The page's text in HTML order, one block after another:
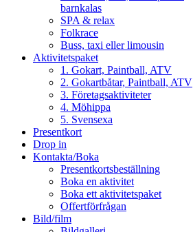
barnkalas
SPA & relax
Folkrace
Buss, taxi eller limousin
Aktivitetspaket
1. Gokart, Paintball, ATV
2. Gokartbåtar, Paintball, ATV
3. Företagsaktiviteter
4. Möhippa
5. Svensexa
Presentkort
Drop in
Kontakta/Boka
Presentkortsbeställning
Boka en aktivitet
Boka ett aktivitetspaket
Offertförfrågan
Bild/film